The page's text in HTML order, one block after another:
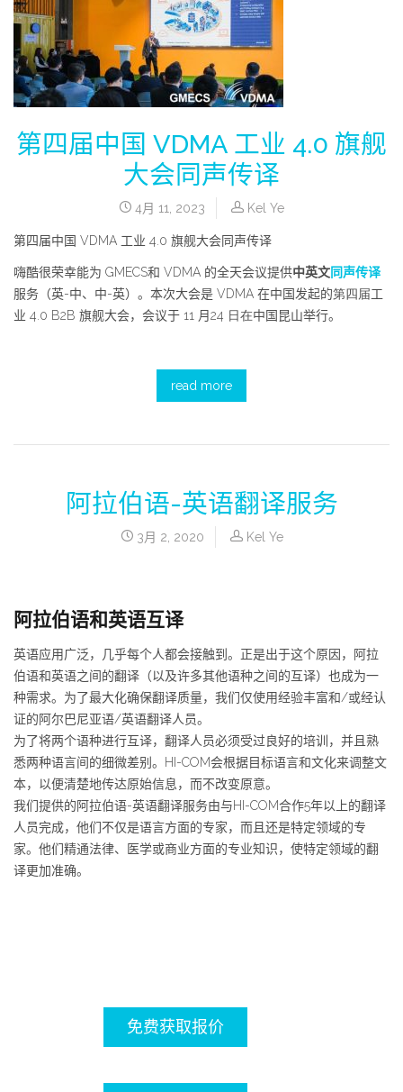
第四届中国 VDMA 工业 4.0 旗舰
大会同声传译
4月 11, 2023 Kel Ye
第四届中国 VDMA 工业 4.0 旗舰大会同声传译
嗨酷很荣幸能为 GMECS和 VDMA 的全天会议提供中英文同声传译
服务（英-中、中-英）。本次大会是 VDMA 在中国发起的第四届工
业 4.0 B2B 旗舰大会，会议于 11 月24 日在中国昆山举行。
read more
阿拉伯语-英语翻译服务
3月 2, 2020 Kel Ye
阿拉伯语和英语互译
英语应用广泛，几乎每个人都会接触到。正是出于这个原因，阿拉
伯语和英语之间的翻译（以及许多其他语种之间的互译）也成为一
种需求。为了最大化确保翻译质量，我们仅使用经验丰富和/或经认
证的阿尔巴尼亚语/英语翻译人员。
为了将两个语种进行互译，翻译人员必须受过良好的培训，并且熟
悉两种语言间的细微差别。HI-COM会根据目标语言和文化来调整文
本，以便清楚地传达原始信息，而不改变原意。
我们提供的阿拉伯语-英语翻译服务由与HI-COM合作5年以上的翻译
人员完成，他们不仅是语言方面的专家，而且还是特定领域的专
家。他们精通法律、医学或商业方面的专业知识，使特定领域的翻
译更加准确。
免费获取报价